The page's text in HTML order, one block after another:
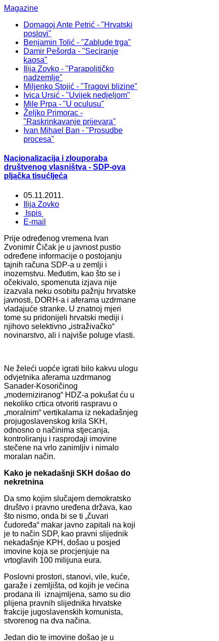
Magazine
Domagoj Ante Petrić - "Hrvatski
poslovi"
Benjamin Tolić - "Zablude trga"
Damir Pešorda - "Seciranje
kaosa"
Ilija Zovko - "Parapolitičko
nadzemlje"
Miljenko Stojić - "Tragovi blizine"
Ivica Ursić - "Uvijek nedjeljom"
Mile Prpa - "U oculusu"
Željko Primorac -
"Raskrinkavanje prijevara"
Ivan Mihael Ban - "Prosudbe
procesa"
Nacionalizacija i zlouporaba
društvenog vlasništva - SDP-ova
pljačka tisućljeća
05.11.2011.
Ilija Zovko
Ispis
E-mail
Prije određenog vremena Ivan
Zvonimir Čičak je u javnost pustio
određene informacije o postojanju
tajnih računa SDP-a u zemlji i
inozemstvu. Međutim, kao što se i
očekivalo, spomenuta izjava nije
izazvala neku osobitu pažnju hrvatske
javnosti, DORH-a i aferama uzdrmane
vladajuće stranke. U znatnoj mjeri
tome su pridonijeli hrvatski mediji i
njihovo selektivno „istraživačko“
novinarstvo, ali i najviše poluge vlasti.
Ne želeći uopće igrati bilo kakvu ulogu
odvjetnika aferama uzdrmanog
Sanader-Kosoričinog
„moderniziranog“ HDZ-a pokušat ću u
nekoliko crtica otvoriti raspravu o
„moralnim“ vertikalama iz nekadašnjeg
projugoslavenskog krila SKH,
odnosno o načinima stjecanja,
kontroliranju i rasprodaji imovine
stečene na vrlo zanimljiv i nimalo
moralan način.
Kako je nekadašnji SKH došao do
nekretnina
Da smo kojim slučajem demokratsko
društvo i pravno uređena država, kao
što nismo, onda bi se ti „čuvari
čudoređa“ makar javno zapitali na koji
je to način SDP, kao pravni slijednik
nekadašnje KPH, došao u posjed
imovine koja se procjenjuje na
vrtoglavih 100 milijuna eura.
Poslovni prostori, stanovi, vile, kuće,
garaže i zemljišta, od kojih je većina
prodana ili iznajmljena, samo su dio
plijena pravnih slijednika hrvatske
frakcije jugoslavenskih komunista,
stvorenog na dva načina.
Jedan dio te imovine došao je u